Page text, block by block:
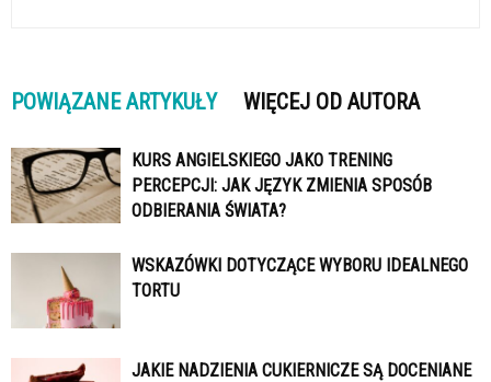
POWIĄZANE ARTYKUŁY WIĘCEJ OD AUTORA
KURS ANGIELSKIEGO JAKO TRENING
PERCEPCJI: JAK JĘZYK ZMIENIA SPOSÓB
ODBIERANIA ŚWIATA?
WSKAZÓWKI DOTYCZĄCE WYBORU IDEALNEGO
TORTU
JAKIE NADZIENIA CUKIERNICZE SĄ DOCENIANE